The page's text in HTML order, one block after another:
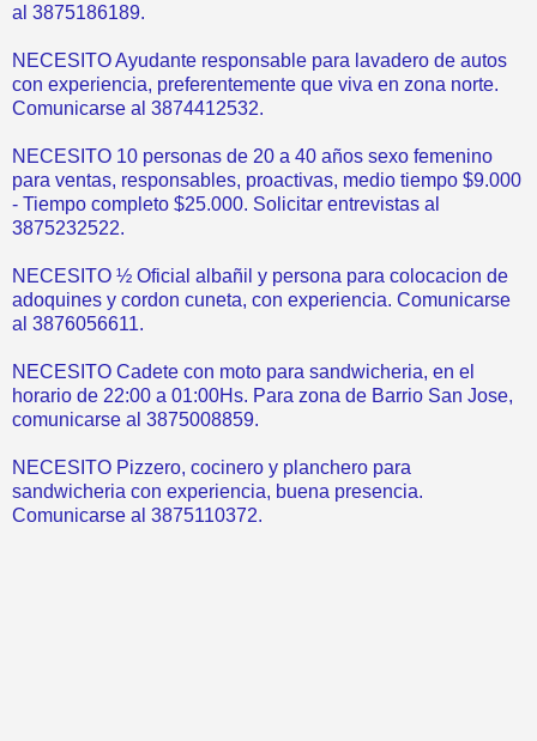
al 3875186189.
NECESITO Ayudante responsable para lavadero de autos
con experiencia, preferentemente que viva en zona norte.
Comunicarse al 3874412532.
NECESITO 10 personas de 20 a 40 años sexo femenino
para ventas, responsables, proactivas, medio tiempo $9.000
- Tiempo completo $25.000. Solicitar entrevistas al
3875232522.
NECESITO ½ Oficial albañil y persona para colocacion de
adoquines y cordon cuneta, con experiencia. Comunicarse
al 3876056611.
NECESITO Cadete con moto para sandwicheria, en el
horario de 22:00 a 01:00Hs. Para zona de Barrio San Jose,
comunicarse al 3875008859.
NECESITO Pizzero, cocinero y planchero para
sandwicheria con experiencia, buena presencia.
Comunicarse al 3875110372.